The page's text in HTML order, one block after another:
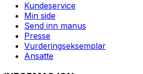
Kundeservice
Min side
Send inn manus
Presse
Vurderingseksemplar
Ansatte